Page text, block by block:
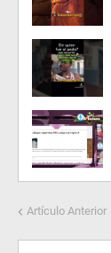
Artículo Anterior